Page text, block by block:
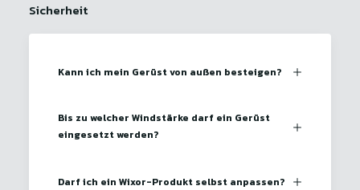
Sicherheit
Kann ich mein Gerüst von außen besteigen?
Bis zu welcher Windstärke darf ein Gerüst
eingesetzt werden?
Darf ich ein Wixor-Produkt selbst anpassen?